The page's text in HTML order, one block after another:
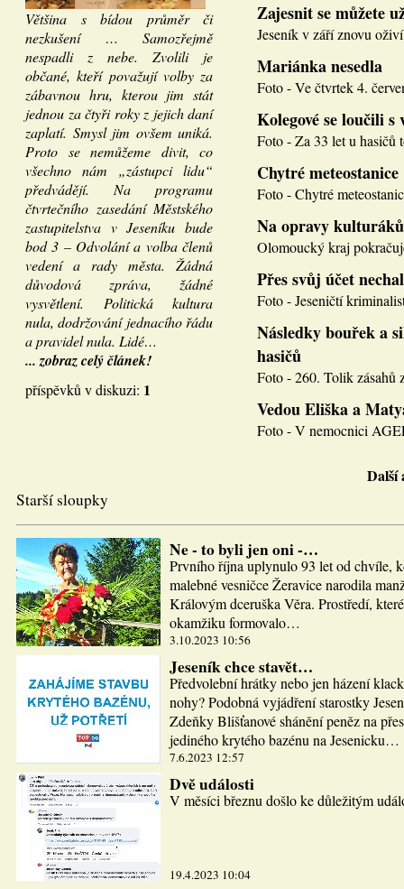
Většina s bídou průměr či
nezkušení … Samozřejmě
nespadli z nebe. Zvolili je
občané, kteří považují volby za
zábavnou hru, kterou jim stát
jednou za čtyři roky z jejich daní
zaplatí. Smysl jim ovšem uniká.
Proto se nemůžeme divit, co
všechno nám „zástupci lidu“
předvádějí. Na programu
čtvrtečního zasedání Městského
zastupitelstva v Jeseníku bude
bod 3 – Odvolání a volba členů
vedení a rady města. Žádná
důvodová zpráva, žádné
vysvětlení. Politická kultura
nula, dodržování jednacího řádu
a pravidel nula. Lidé…
... zobraz celý článek!
příspěvků v diskuzi: 1
Zajesnit se můžete
Jeseník v září znovu
Mariánka nesedla
Foto - Ve čtvrtek 4.
Kolegové se loučili s
Foto - Za 33 let u hasičů
Chytré meteostanice
Foto - Chytré
Na opravy
Olomoucký kraj
Přes svůj účet
Foto - Jeseničtí
Následky bouřek a
hasičů
Foto - 260. Tolik zásahů
Vedou Eliška a
Foto - V nemocnici
Starší sloupky
Ne - to byli jen oni -…
Prvního října uplynulo 93 let od chvíle,
malebné vesničce Žeravice narodila
Královým dceruška Věra. Prostředí,
okamžiku formovalo…
3.10.2023 10:56
Jeseník chce stavět…
Předvolební hrátky nebo jen házení
nohy? Podobná vyjádření starostky
Zdeňky Blišťanové shánění peněz na
jediného krytého bazénu na Jesenicku…
7.6.2023 12:57
Dvě události
V měsíci březnu došlo ke důležitým
19.4.2023 10:04